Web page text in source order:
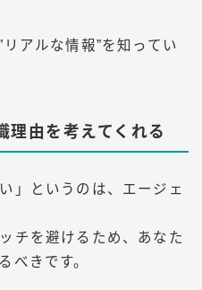
アルな情報”を知ってい
理由を考えてくれる
」というのは、エージェ
チを避けるため、あなた
べきです。